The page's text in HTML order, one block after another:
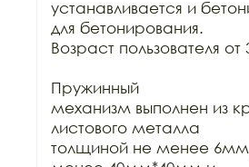
устанавливается и
для бетонирования.
Возраст пользователя от
Пружинный
механизм выполнен из
листового металла
толщиной не менее